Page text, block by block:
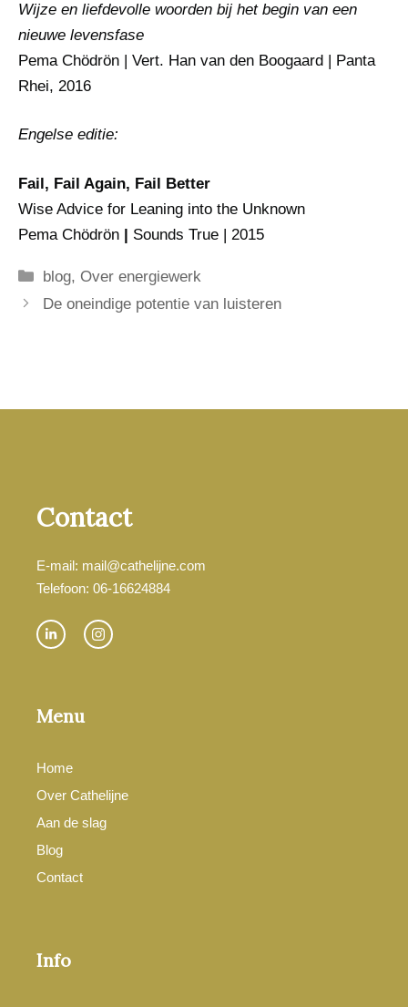
Wijze en liefdevolle woorden bij het begin van een
nieuwe levensfase
Pema Chödrön | Vert. Han van den Boogaard | Panta
Rhei, 2016
Engelse editie:
Fail, Fail Again, Fail Better
Wise Advice for Leaning into the Unknown
Pema Chödrön | Sounds True | 2015
Categorieën
blog,Over energiewerk
De oneindige potentie van luisteren
Contact
E-mail: mail@cathelijne.com
Telefoon: 06-16624884
Menu
Home
Over Cathelijne
Aan de slag
Blog
Contact
Info